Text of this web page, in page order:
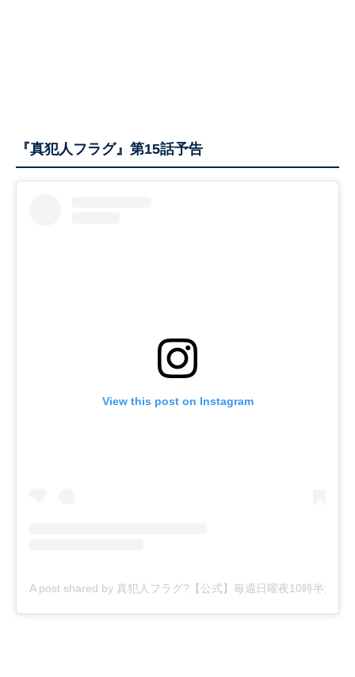
『真犯人フラグ』第15話予告
View this post on Instagram
A post shared by 真犯人フラグ?【公式】毎週日曜夜10時半放送